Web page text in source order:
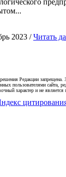
2023 /Читать
Редакции запрещена.
пользователями сайта,
характер и не